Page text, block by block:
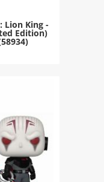
Lion King -
Edition)